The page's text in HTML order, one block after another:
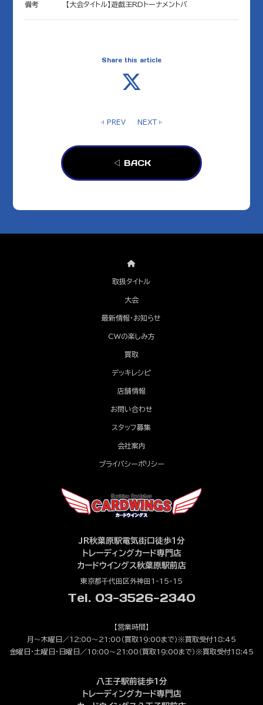
備考 【大会タイトル】遊戯王RDトーナメントバ
Share this article
◁ PREV NEXT ▷
◁ BACK
取扱タイトル
大会
最新情報・お知らせ
CWの楽しみ方
買取
デッキレシピ
店舗情報
お問い合わせ
スタッフ募集
会社案内
プライバシーポリシー
JR秋葉原駅電気街口徒歩1分
トレーディングカード専門店
カードウイングス秋葉原駅前店
東京都千代田区外神田1-15-15
Tel. 03-3526-2340
【営業時間】
月～木曜日／12:00～21:00（買取19:00まで）※買取受付18:45
金曜日・土曜日・日曜日／10:00～21:00（買取19:00まで）※買取受付18:45
八王子駅前徒歩1分
トレーディングカード専門店